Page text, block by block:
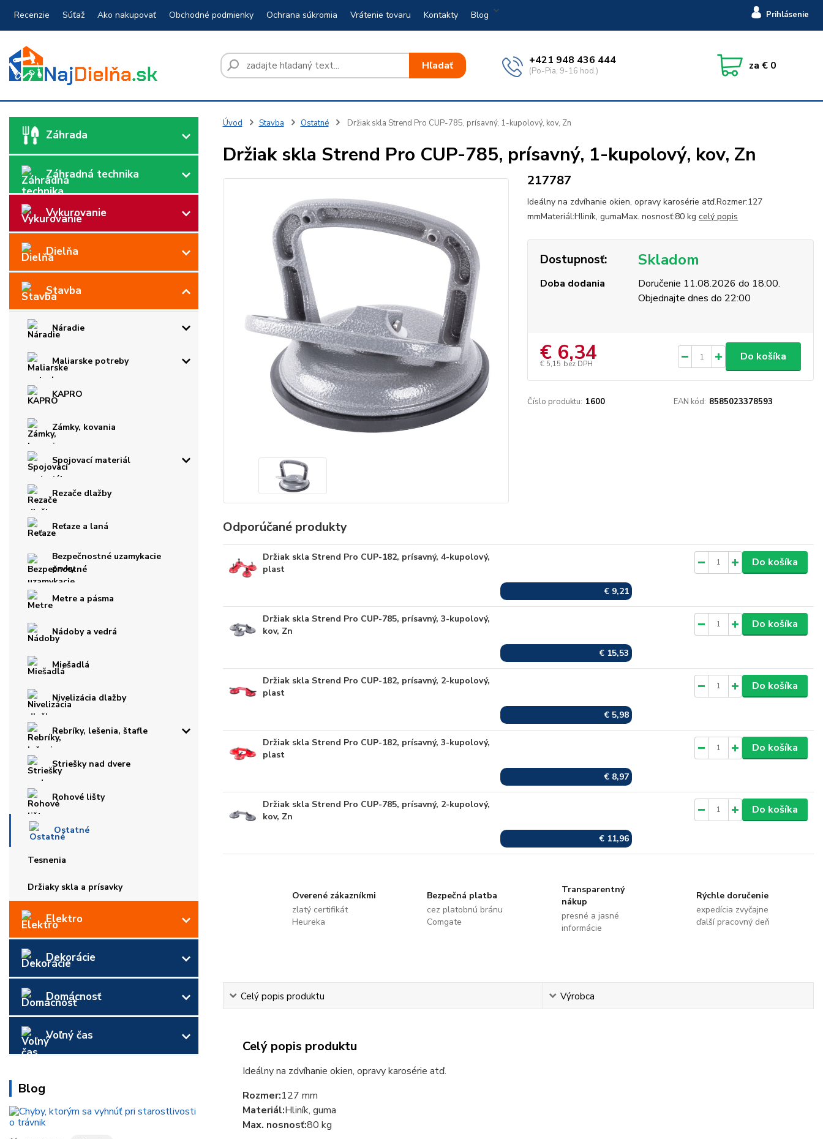
Recenzie Súťaž Ako nakupovať Obchodné podmienky Ochrana súkromia Vrátenie tovaru Kontakty Blog Prihlásenie
Hľadať +421 948 436 444
(Po-Pia, 9-16 hod.) za € 0
Záhrada
Záhradná technika
Vykurovanie
Dielňa
Stavba
Náradie
Maliarske potreby
KAPRO
Zámky, kovania
Spojovací materiál
Rezače dlažby
Reťaze a laná
Bezpečnostné uzamykacie
prvky
Metre a pásma
Nádoby a vedrá
Miešadlá
Nivelizácia dlažby
Rebríky, lešenia, štafle
Striešky nad dvere
Rohové lišty
Ostatné
Tesnenia
Držiaky skla a prísavky
Elektro
Dekorácie
Domácnosť
Voľný čas
Blog
Úvod Stavba Ostatné Držiak skla Strend Pro CUP-785, prísavný, 1-kupolový, kov, Zn
Držiak skla Strend Pro CUP-785, prísavný, 1-kupolový, kov, Zn
217787
Ideálny na zdvíhanie okien, opravy karosérie atď.Rozmer:127
mmMateriál:Hliník, gumaMax. nosnosť:80 kgcelý popis
Dostupnosť: Skladom
Doba dodania
Doručenie 11.08.2026 do 18:00.
Objednajte dnes do 22:00
€ 6,34
€ 5,15 bez DPH
Do košíka
Číslo produktu: 1600 EAN kód: 8585023378593
Odporúčané produkty
Držiak skla Strend Pro CUP-182, prísavný, 4-kupolový,
plast
€ 9,21
Do košíka
Držiak skla Strend Pro CUP-785, prísavný, 3-kupolový,
kov, Zn
€ 15,53
Do košíka
Držiak skla Strend Pro CUP-182, prísavný, 2-kupolový,
plast
€ 5,98
Do košíka
Držiak skla Strend Pro CUP-182, prísavný, 3-kupolový,
plast
€ 8,97
Do košíka
Držiak skla Strend Pro CUP-785, prísavný, 2-kupolový,
kov, Zn
€ 11,96
Do košíka
Overené zákazníkmi
zlatý certifikát
Heureka
Bezpečná platba
cez platobnú bránu
Comgate
Transparentný
nákup
presné a jasné
informácie
Rýchle doručenie
expedícia zvyčajne
ďalší pracovný deň
Celý popis produktu Výrobca
Celý popis produktu
Ideálny na zdvíhanie okien, opravy karosérie atď.
Rozmer:127 mm
Materiál:Hliník, guma
Max. nosnosť:80 kg